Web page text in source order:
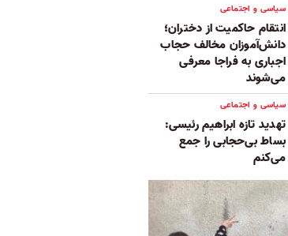
سیاسی و اجتماعی
انتقام حاکمیت از دختران؛
دانش‌آموزان مخالف حجاب
اجباری به فراجا معرفی
می‌شوند
سیاسی و اجتماعی
تهدید تازه ابراهیم رئیسی:
بساط بی‌حجابی را جمع
می‌کنم